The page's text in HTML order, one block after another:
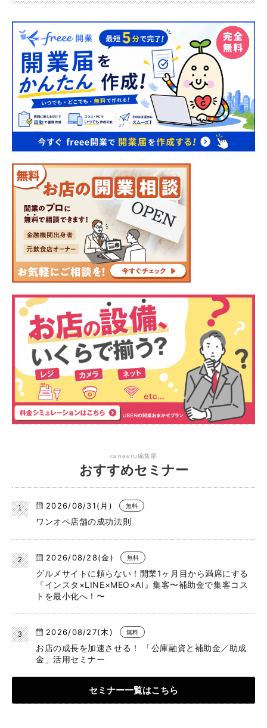
canaeru編集部
おすすめセミナー
2026/08/31(月) 無料
ワンオペ店舗の成功法則
2026/08/28(金) 無料
グルメサイトに頼らない！開業1ヶ月目から満席にする
『インスタ×LINE×MEO×AI』集客〜補助金で集客コス
トを最小化へ！〜
2026/08/27(木) 無料
お店の成長を加速させる！ 「公庫融資と補助金／助成
金」活用セミナー
セミナー一覧はこちら